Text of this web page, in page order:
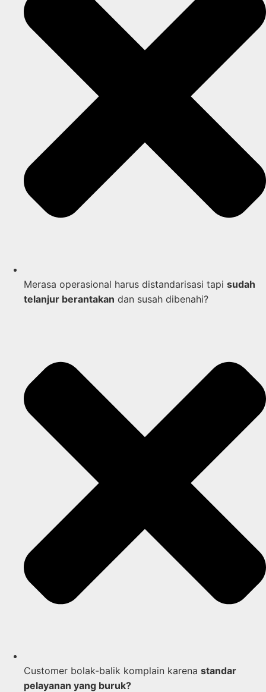
Merasa operasional harus distandarisasi tapi sudah
telanjur berantakan dan susah dibenahi?
Customer bolak-balik komplain karena standar
pelayanan yang buruk?